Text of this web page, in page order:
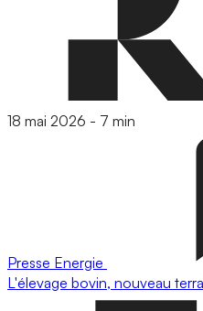
18 mai 2026 - 7 min
Presse Energie
L'élevage bovin, nouveau